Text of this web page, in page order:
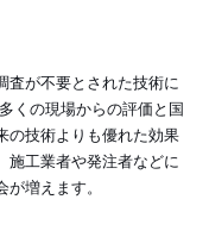
が不要とされた技術に
くの現場からの評価と国
の技術よりも優れた効果
施工業者や発注者などに
増えます。